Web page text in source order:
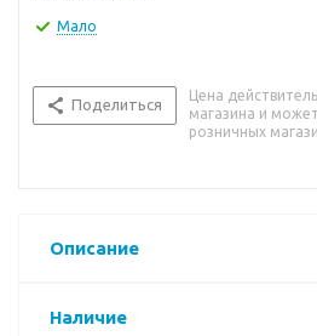
Мало
Поделиться
Цена
магазина и
розничных
Описание
Наличие